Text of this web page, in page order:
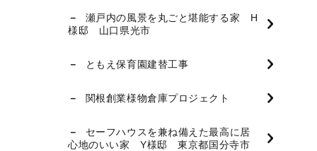
瀬戸内の風景を丸ごと堪能する家 H
様邸 山口県光市
ともえ保育園建替工事
関根創業様物倉庫プロジェクト
セーフハウスを兼ね備えた最高に居
心地のいい家 Y様邸 東京都国分寺市